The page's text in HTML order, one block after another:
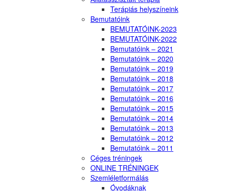
Terápiás helyszíneink
Bemutatóink
BEMUTATÓINK-2023
BEMUTATÓINK-2022
Bemutatóink – 2021
Bemutatóink – 2020
Bemutatóink – 2019
Bemutatóink – 2018
Bemutatóink – 2017
Bemutatóink – 2016
Bemutatóink – 2015
Bemutatóink – 2014
Bemutatóink – 2013
Bemutatóink – 2012
Bemutatóink – 2011
Céges tréningek
ONLINE TRÉNINGEK
Szemléletformálás
Óvodáknak